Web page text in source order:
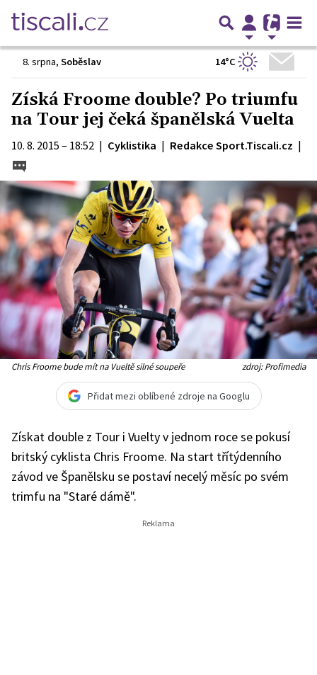
8. srpna, Soběslav 14°C
Získá Froome double? Po triumfu
na Tour jej čeká španělská Vuelta
10. 8. 2015 – 18:52 | Cyklistika | Redakce Sport.Tiscali.cz |
Chris Froome bude mít na Vueltě silné soupeře zdroj: Profimedia
Přidat mezi oblíbené zdroje na Googlu
Získat double z Tour i Vuelty v jednom roce se pokusí
britský cyklista Chris Froome. Na start třítýdenního
závod ve Španělsku se postaví necelý měsíc po svém
trimfu na "Staré dámě".